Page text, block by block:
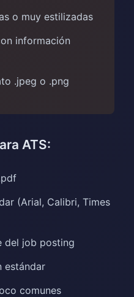
o muy estilizadas
información
.jpeg o .png
ATS:
(Arial, Calibri, Times
del job posting
estándar
comunes